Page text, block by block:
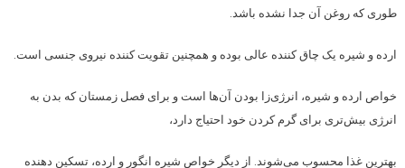
طوری که روغن آن جدا نشده باشد.
ارده و شیره یک چاق کننده عالی بوده و همچنین تقویت کننده نیروی جنسی است.
خواص ارده و شیره، انرژی‌زا بودن آن‌ها است و برای فصل زمستان که بدن به
انرژی بیش‌تری برای گرم کردن خود احتیاج دارد،
بهترین غذا محسوب می‌شوند. از دیگر خواص شیره انگور و ارده، تسکین دهنده